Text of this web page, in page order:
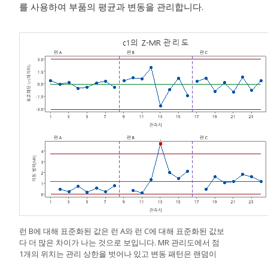
를 사용하여 부품의 평균과 변동을 관리합니다.
런 B에 대해 표준화된 값은 런 A와 런 C에 대해 표준화된 값보
다 더 많은 차이가 나는 것으로 보입니다. MR 관리도에서 점
1개의 위치는 관리 상한을 벗어나 있고 변동 패턴은 랜덤이